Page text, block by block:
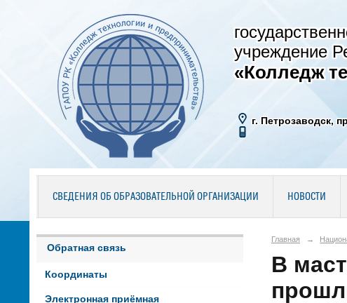
учреждение
«Колледж
г. Петрозаводск,
СВЕДЕНИЯ ОБ ОБРАЗОВАТЕЛЬНОЙ ОРГАНИЗАЦИИ НОВОСТИ
Обратная связь
Координаты
Электронная приёмная
Главная →
В